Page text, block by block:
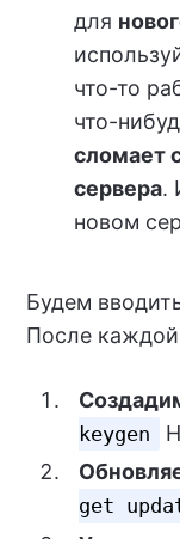
для
что-то
что-
сломает
сервера.
новом
Будем
После
keygen
get